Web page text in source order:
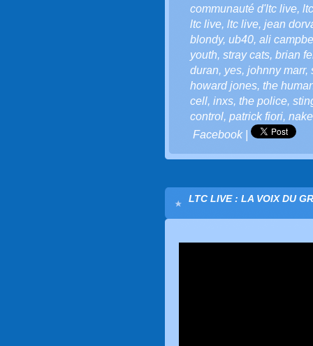
communauté d'ltc live,
ltc live, ltc live, jean
blondy, ub40, ali
youth, stray cats, brian
duran, yes, johnny marr,
howard jones, the
cell, inxs, the police,
control, patrick fiori,
Facebook|
LTC LIVE : LA VOIX DU